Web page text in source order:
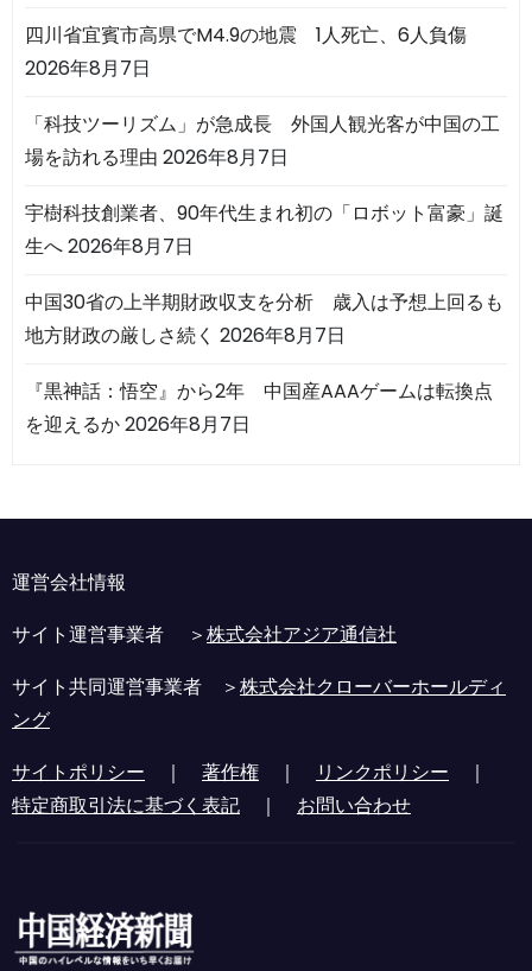
四川省宜賓市高県でM4.9の地震 1人死亡、6人負傷
2026年8月7日
「科技ツーリズム」が急成長 外国人観光客が中国の工
場を訪れる理由 2026年8月7日
宇樹科技創業者、90年代生まれ初の「ロボット富豪」誕
生へ2026年8月7日
中国30省の上半期財政収支を分析 歳入は予想上回るも
地方財政の厳しさ続く 2026年8月7日
『黒神話：悟空』から2年 中国産AAAゲームは転換点
を迎えるか2026年8月7日
運営会社情報
サイト運営事業者 ＞株式会社アジア通信社
サイト共同運営事業者 ＞株式会社クローバーホールディ
ング
サイトポリシー ｜ 著作権 ｜ リンクポリシー ｜
特定商取引法に基づく表記 ｜ お問い合わせ